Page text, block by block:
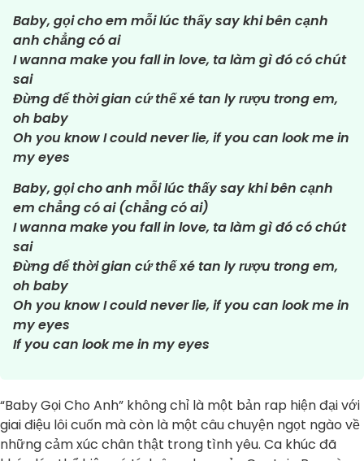
Baby, gọi cho em mỗi lúc thấy say khi bên cạnh
anh chẳng có ai
I wanna make you fall in love, ta làm gì đó có chút
sai
Đừng để thời gian cứ thế xé tan ly rượu trong em,
oh baby
Oh you know I could never lie, if you can look me in
my eyes
Baby, gọi cho anh mỗi lúc thấy say khi bên cạnh
em chẳng có ai (chẳng có ai)
I wanna make you fall in love, ta làm gì đó có chút
sai
Đừng để thời gian cứ thế xé tan ly rượu trong em,
oh baby
Oh you know I could never lie, if you can look me in
my eyes
If you can look me in my eyes
“Baby Gọi Cho Anh” không chỉ là một bản rap hiện đại với
giai điệu lôi cuốn mà còn là một câu chuyện ngọt ngào về
những cảm xúc chân thật trong tình yêu. Ca khúc đã